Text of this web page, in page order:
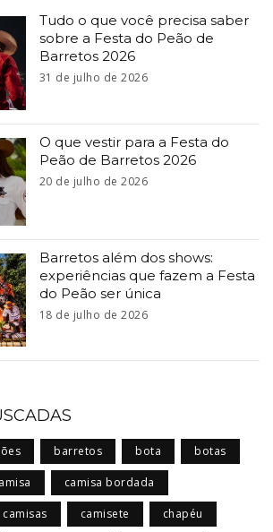
Tudo o que você precisa saber
sobre a Festa do Peão de
Barretos 2026
31 de julho de 2026
O que vestir para a Festa do
Peão de Barretos 2026
20 de julho de 2026
Barretos além dos shows:
experiências que fazem a Festa
do Peão ser única
18 de julho de 2026
barretos bota botas
camisa bordada
camisas camisete chapéu